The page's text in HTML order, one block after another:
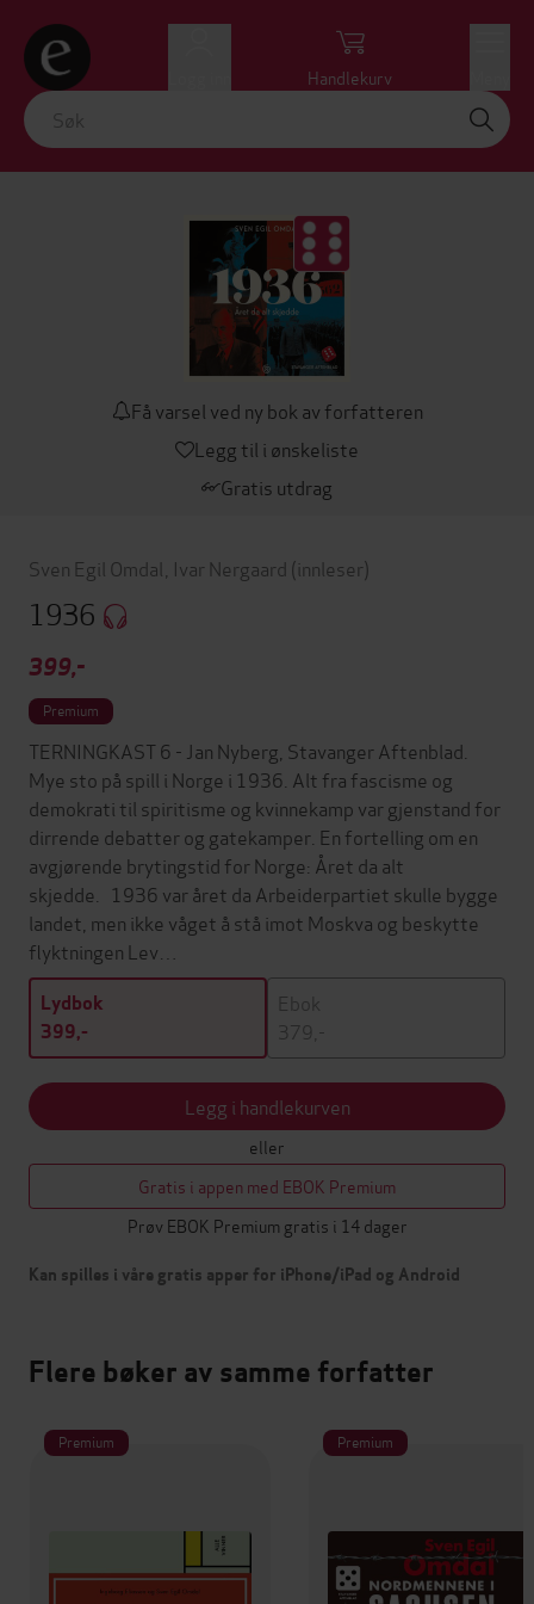
Handlekurv
Få varsel ved ny bok av forfatteren
Legg til i ønskeliste
Gratis utdrag
Sven Egil Omdal Ivar Nergaard (innleser)
1936
399,-
Premium
TERNINGKAST 6 - Jan Nyberg, Stavanger Aftenblad.
Mye sto på spill i Norge i 1936. Alt fra fascisme og
demokrati til spiritisme og kvinnekamp var gjenstand for
dirrende debatter og gatekamper. En fortelling om en
avgjørende brytingstid for Norge: Året da alt
skjedde. 1936 var året da Arbeiderpartiet skulle bygge
landet, men ikke våget å stå imot Moskva og beskytte
flyktningen Lev…
Lydbok
399,-
Ebok
379,-
Legg i handlekurven
eller
Gratis i appen med EBOK Premium
Prøv EBOK Premium gratis i 14 dager
Kan spilles i våre gratis apper for iPhone/iPad og Android
Flere bøker av samme forfatter
Premium Premium